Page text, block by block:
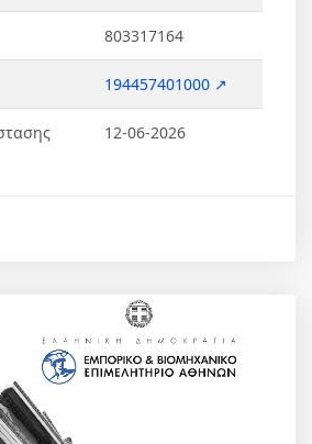
803317164
194457401000 ↗
12-06-2026